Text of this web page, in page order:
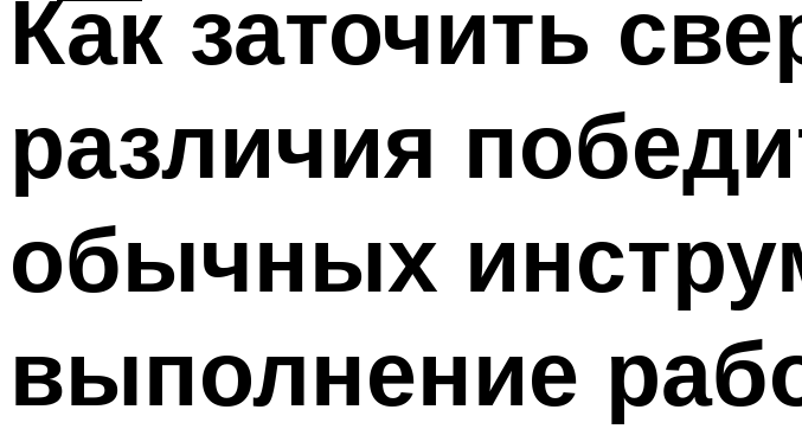
Как заточить
различия
обычных
выполнение